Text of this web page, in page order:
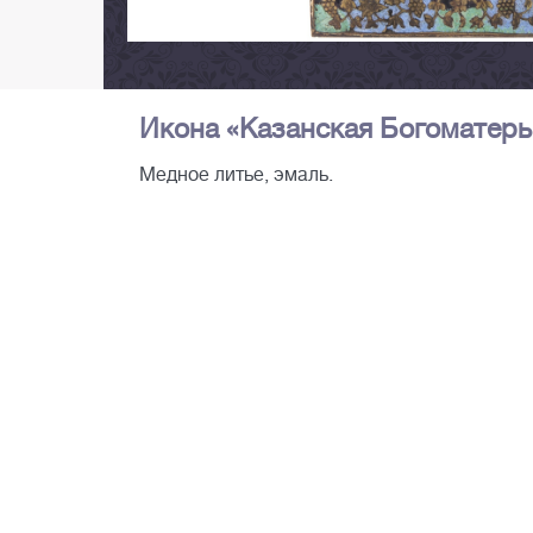
Икона «Казанская
Медное литье, эмаль.